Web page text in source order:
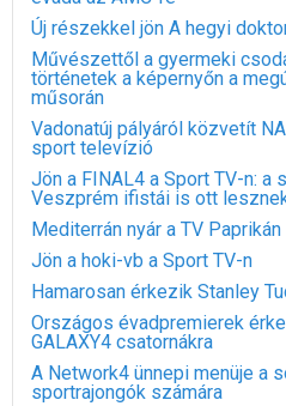
Új részekkel jön A hegyi
Művészettől a gyermeki
történetek a képernyőn a
műsorán
Vadonatúj pályáról közvetít
sport televízió
Jön a FINAL4 a Sport TV-n: a
Veszprém ifistái is ott
Mediterrán nyár a TV Paprikán
Jön a hoki-vb a Sport TV-n
Hamarosan érkezik Stanley
Országos évadpremierek
GALAXY4 csatornákra
A Network4 ünnepi menüje a
sportrajongók számára